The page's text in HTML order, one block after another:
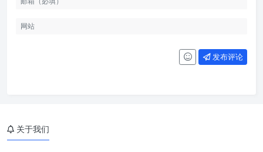
发布评论
关于我们